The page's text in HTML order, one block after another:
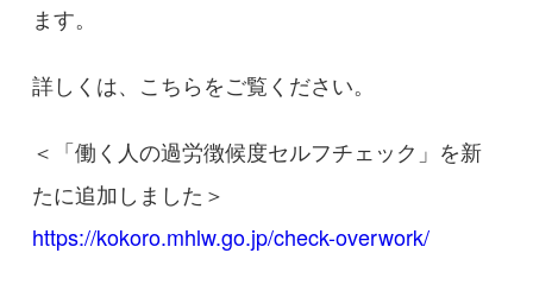
ます。
詳しくは、こちらをご覧ください。
＜「働く人の過労徴候度セルフチェック」を新
たに追加しました＞
https://kokoro.mhlw.go.jp/check-overwork/